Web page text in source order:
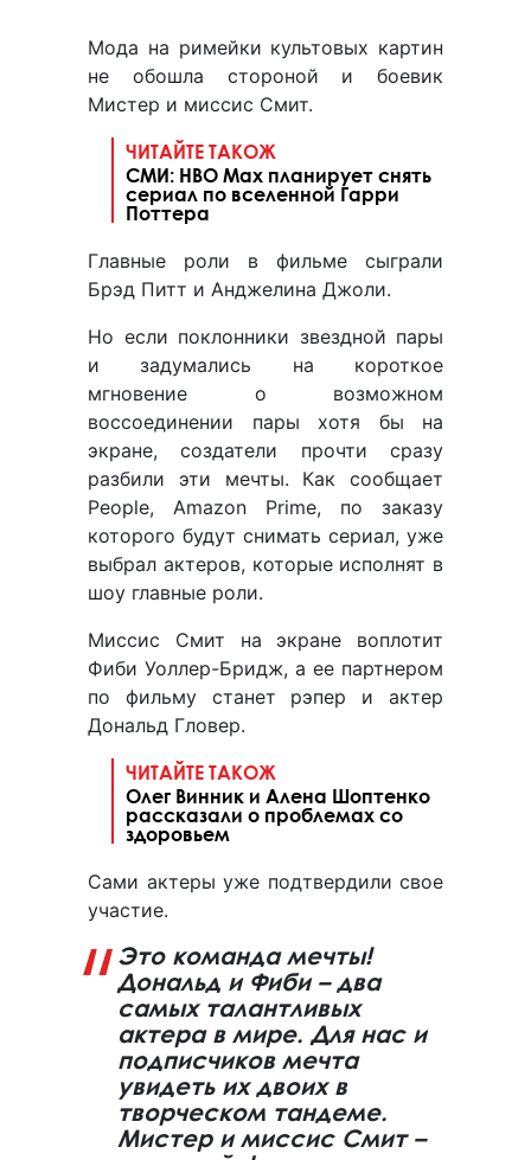
Мода на римейки культовых картин
не обошла стороной и боевик
Мистер и миссис Смит.
ЧИТАЙТЕ ТАКОЖ
СМИ: HBO Max планирует снять
сериал по вселенной Гарри
Поттера
Главные роли в фильме сыграли
Брэд Питт и Анджелина Джоли.
Но если поклонники звездной пары
и задумались на короткое
мгновение о возможном
воссоединении пары хотя бы на
экране, создатели прочти сразу
разбили эти мечты. Как сообщает
People, Amazon Prime, по заказу
которого будут снимать сериал, уже
выбрал актеров, которые исполнят в
шоу главные роли.
Миссис Смит на экране воплотит
Фиби Уоллер-Бридж, а ее партнером
по фильму станет рэпер и актер
Дональд Гловер.
ЧИТАЙТЕ ТАКОЖ
Олег Винник и Алена Шоптенко
рассказали о проблемах со
здоровьем
Сами актеры уже подтвердили свое
участие.
Это команда мечты!
Дональд и Фиби – два
самых талантливых
актера в мире. Для нас и
подписчиков мечта
увидеть их двоих в
творческом тандеме.
Мистер и миссис Смит –